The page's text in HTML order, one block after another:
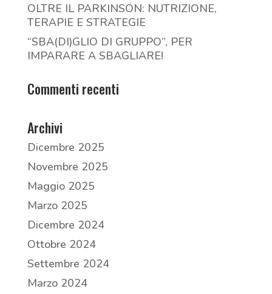
OLTRE IL PARKINSON: NUTRIZIONE,
TERAPIE E STRATEGIE
“SBA(DI)GLIO DI GRUPPO”, PER
IMPARARE A SBAGLIARE!
Commenti recenti
Archivi
Dicembre 2025
Novembre 2025
Maggio 2025
Marzo 2025
Dicembre 2024
Ottobre 2024
Settembre 2024
Marzo 2024